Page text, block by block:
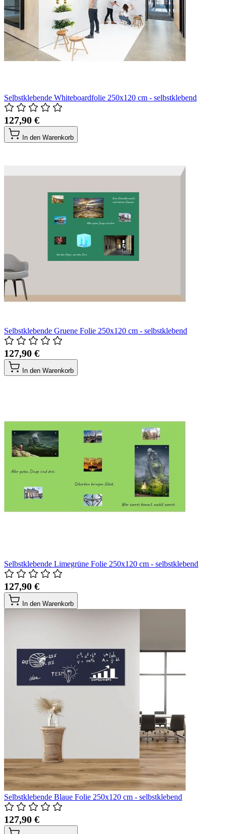
Selbstklebende Whiteboardfolie 250x120 cm - selbstklebend
127,90 €
In den Warenkorb
Selbstklebende Gruene Folie 250x120 cm - selbstklebend
127,90 €
In den Warenkorb
Selbstklebende Limegrüne Folie 250x120 cm - selbstklebend
127,90 €
In den Warenkorb
Selbstklebende Blaue Folie 250x120 cm - selbstklebend
127,90 €